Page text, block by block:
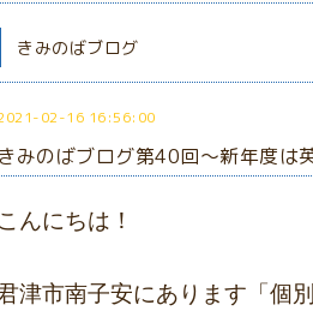
きみのばブログ
02-16 16:56:00
きみのばブログ第40回～新年度は
こんにちは！
津市南子安にあります「個